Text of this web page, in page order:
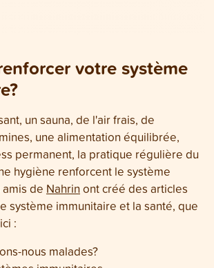
votre système
un sauna, de l'air frais, de
une alimentation équilibrée,
permanent, la pratique régulière du
hygiène renforcent le système
de Nahrin ont créé des articles
système immunitaire et la santé, que
:
nous malades?